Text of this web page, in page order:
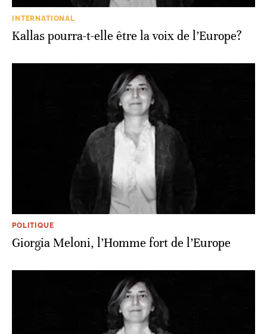
INTERNATIONAL
Kallas pourra-t-elle être la voix de l’Europe?
POLITIQUE
Giorgia Meloni, l’Homme fort de l’Europe